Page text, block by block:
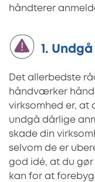
håndterer
1.
Det allerbedste
håndværker
virksomhed er, at
undgå dårlige
skade din
selvom de er
god idé, at du
kan for at